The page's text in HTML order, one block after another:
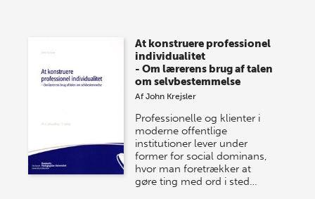
At konstruere professionel
individualitet
- Om lærerens brug af talen
om selvbestemmelse
AfJohn Krejsler
Professionelle og klienter i
moderne offentlige
institutioner lever under
former for social dominans,
hvor man foretrækker at
gøre ting med ord i sted…